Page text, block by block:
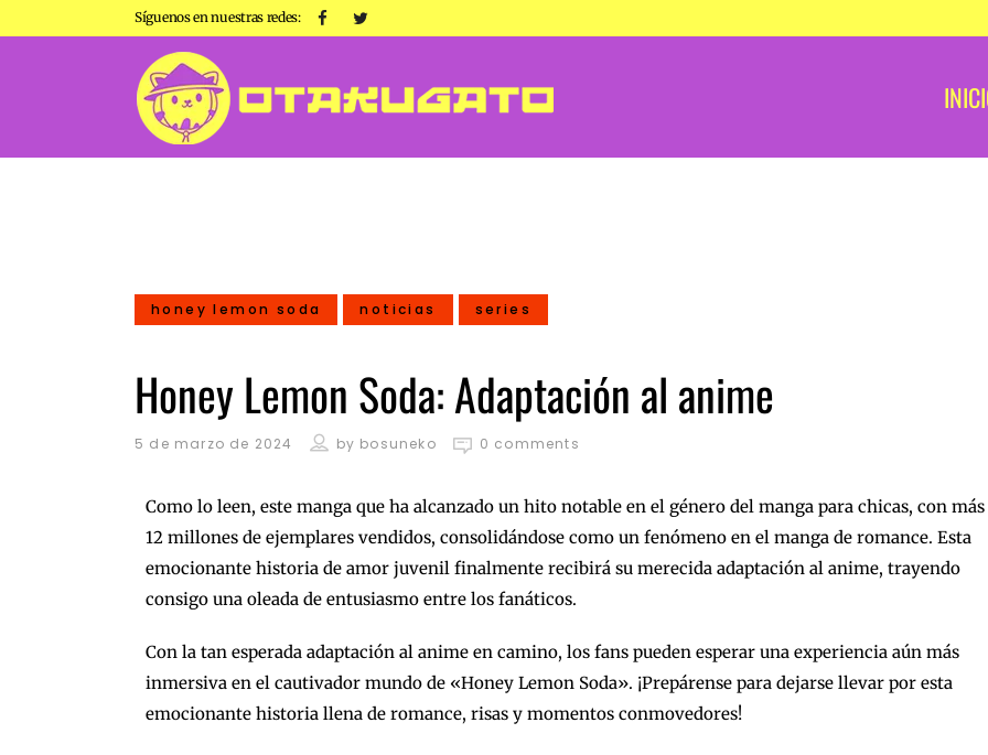
Síguenos en nuestras redes:
honey lemon soda noticias series
Honey Lemon Soda: Adaptación al anime
5 de marzo de 2024 by bosuneko 0 comments
Como lo leen, este manga que ha alcanzado un hito notable en el género del manga para chicas, con más
12 millones de ejemplares vendidos, consolidándose como un fenómeno en el manga de romance. Esta
emocionante historia de amor juvenil finalmente recibirá su merecida adaptación al anime, trayendo
consigo una oleada de entusiasmo entre los fanáticos.
Con la tan esperada adaptación al anime en camino, los fans pueden esperar una experiencia aún más
inmersiva en el cautivador mundo de «Honey Lemon Soda». ¡Prepárense para dejarse llevar por esta
emocionante historia llena de romance, risas y momentos conmovedores!